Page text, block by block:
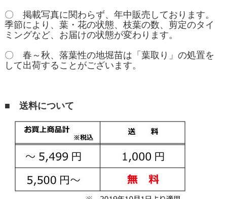
〇 掲載写真に関わらず、年中販売しております。
季節により、葉・花の状態、枝葉の数、剪定のタイ
ミングなど、お届けの状態が変わります。
〇 春～秋、落葉性の地堀苗は「葉取り」の処置を
して出荷することがございます。
■ 送料について